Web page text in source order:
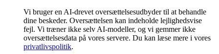
Vi bruger en AI-drevet oversættelsesudbyder til at behandle
dine beskeder. Oversættelsen kan indeholde lejlighedsvise
fejl. Vi træner ikke selv AI-modeller, og vi gemmer ikke
oversættelsesdata på vores servere. Du kan læse mere i vores
privatlivspolitik.